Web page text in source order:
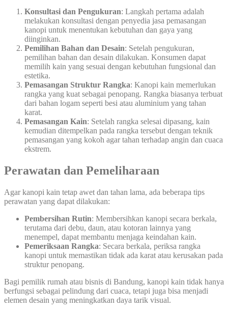
Konsultasi dan Pengukuran: Langkah pertama adalah
melakukan konsultasi dengan penyedia jasa pemasangan
kanopi untuk menentukan kebutuhan dan gaya yang
diinginkan.
Pemilihan Bahan dan Desain: Setelah pengukuran,
pemilihan bahan dan desain dilakukan. Konsumen dapat
memilih kain yang sesuai dengan kebutuhan fungsional dan
estetika.
Pemasangan Struktur Rangka: Kanopi kain memerlukan
rangka yang kuat sebagai penopang. Rangka biasanya terbuat
dari bahan logam seperti besi atau aluminium yang tahan
karat.
Pemasangan Kain: Setelah rangka selesai dipasang, kain
kemudian ditempelkan pada rangka tersebut dengan teknik
pemasangan yang kokoh agar tahan terhadap angin dan cuaca
ekstrem.
Perawatan dan Pemeliharaan
Agar kanopi kain tetap awet dan tahan lama, ada beberapa tips
perawatan yang dapat dilakukan:
Pembersihan Rutin: Membersihkan kanopi secara berkala,
terutama dari debu, daun, atau kotoran lainnya yang
menempel, dapat membantu menjaga keindahan kain.
Pemeriksaan Rangka: Secara berkala, periksa rangka
kanopi untuk memastikan tidak ada karat atau kerusakan pada
struktur penopang.
Bagi pemilik rumah atau bisnis di Bandung, kanopi kain tidak hanya
berfungsi sebagai pelindung dari cuaca, tetapi juga bisa menjadi
elemen desain yang meningkatkan daya tarik visual.